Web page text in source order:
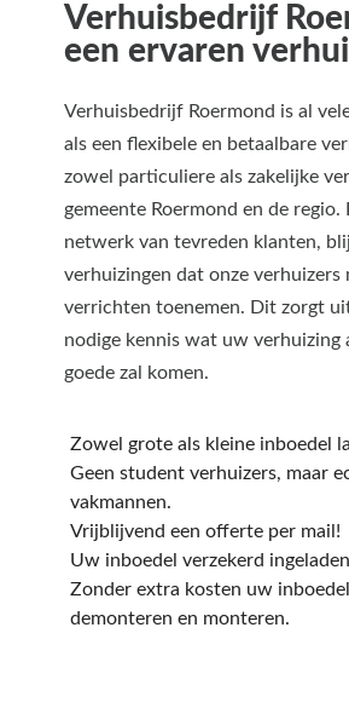
Verhuisbedrijf
een ervaren
Verhuisbedrijf Roermond is al
als een flexibele en betaalbare
zowel particuliere als zakelijke
gemeente Roermond en de
netwerk van tevreden klanten,
verhuizingen dat onze verhuizers
verrichten toenemen. Dit zorgt
nodige kennis wat uw verhuizing
goede zal komen.
Zowel grote als kleine inboedel
Geen student verhuizers, maar
vakmannen.
Vrijblijvend een offerte per mail!
Uw inboedel verzekerd
Zonder extra kosten uw
demonteren en monteren.